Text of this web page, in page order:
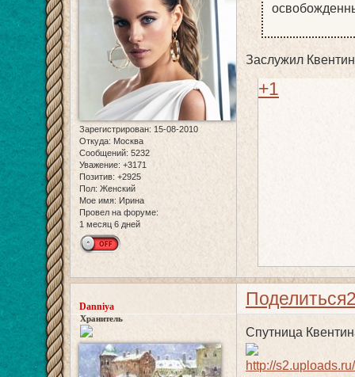
Зарегистрирован: 15-08-2010
Откуда: Москва
Сообщений: 5232
Уважение: +3171
Позитив: +2925
Пол: Женский
Мое имя: Ирина
Провел на форуме:
1 месяц 6 дней
Заслужил
+1
Поделиться
Danniya
Хранитель
Спутница